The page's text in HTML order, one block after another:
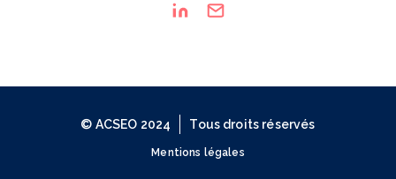
© ACSEO 2024 Tous droits réservés
Mentions légales